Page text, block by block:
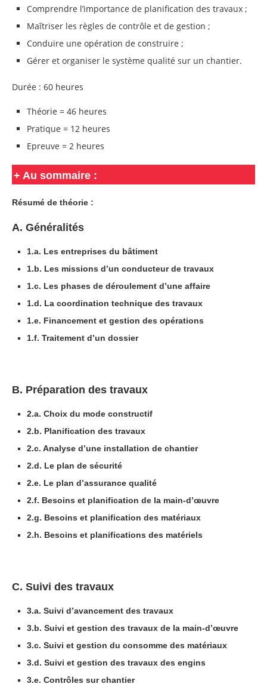
Comprendre l’importance de planification des travaux ;
Maîtriser les règles de contrôle et de gestion ;
Conduire une opération de construire ;
Gérer et organiser le système qualité sur un chantier.
Durée : 60 heures
Théorie = 46 heures
Pratique = 12 heures
Epreuve = 2 heures
+ Au sommaire :
Résumé de théorie :
A. Généralités
1.a. Les entreprises du bâtiment
1.b. Les missions d’un conducteur de travaux
1.c. Les phases de déroulement d’une affaire
1.d. La coordination technique des travaux
1.e. Financement et gestion des opérations
1.f. Traitement d’un dossier
B. Préparation des travaux
2.a. Choix du mode constructif
2.b. Planification des travaux
2.c. Analyse d’une installation de chantier
2.d. Le plan de sécurité
2.e. Le plan d’assurance qualité
2.f. Besoins et planification de la main-d’œuvre
2.g. Besoins et planification des matériaux
2.h. Besoins et planifications des matériels
C. Suivi des travaux
3.a. Suivi d’avancement des travaux
3.b. Suivi et gestion des travaux de la main-d’œuvre
3.c. Suivi et gestion du consomme des matériaux
3.d. Suivi et gestion des travaux des engins
3.e. Contrôles sur chantier